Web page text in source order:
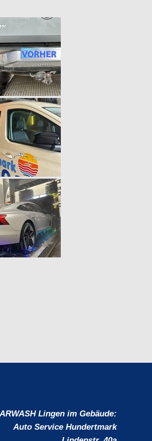
Lingen im Gebäude:
Auto Service Hundertmark